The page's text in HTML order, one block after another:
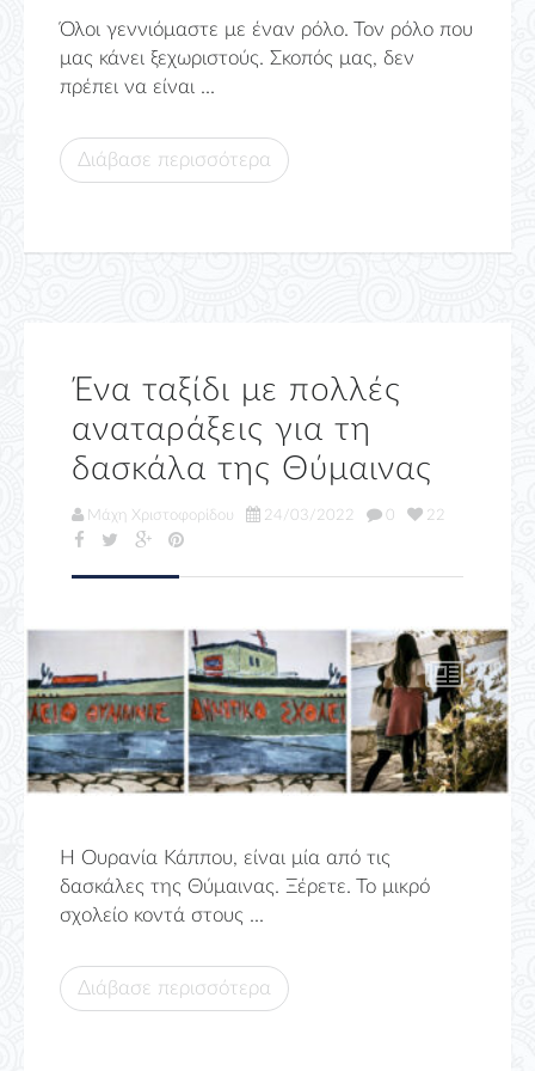
Όλοι γεννιόμαστε με έναν ρόλο. Τον ρόλο που
μας κάνει ξεχωριστούς. Σκοπός μας, δεν
πρέπει να είναι ...
Διάβασε περισσότερα
Ένα ταξίδι με πολλές
αναταράξεις για τη
δασκάλα της Θύμαινας
Μάχη Χριστοφορίδου 24/03/2022 0 22
H Ουρανία Κάππου, είναι μία από τις
δασκάλες της Θύμαινας. Ξέρετε. Το μικρό
σχολείο κοντά στους ...
Διάβασε περισσότερα